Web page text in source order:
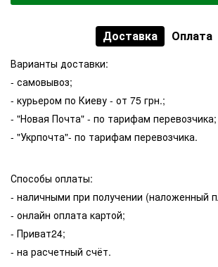
Доставка Оплата
Варианты доставки:
- самовывоз;
- курьером по Киеву - от 75 грн.;
- "Новая Почта" - по тарифам перевозчика;
- "Укрпочта"- по тарифам перевозчика.
Способы оплаты:
- наличными при получении (наложенный
- онлайн оплата картой;
- Приват24;
- на расчетный счёт.